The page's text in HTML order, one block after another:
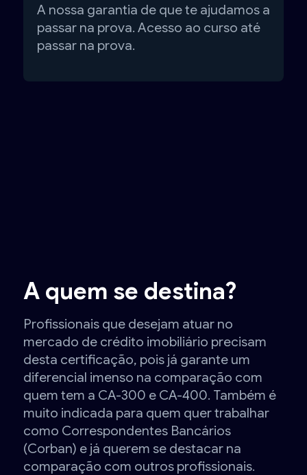
A nossa garantia de que te ajudamos a
passar na prova. Acesso ao curso até
passar na prova.
A quem se destina?
Profissionais que desejam atuar no
mercado de crédito imobiliário precisam
desta certificação, pois já garante um
diferencial imenso na comparação com
quem tem a CA-300 e CA-400. Também é
muito indicada para quem quer trabalhar
como Correspondentes Bancários
(Corban) e já querem se destacar na
comparação com outros profissionais.